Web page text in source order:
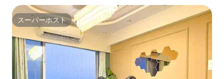
スーパーホスト
スーパーホスト